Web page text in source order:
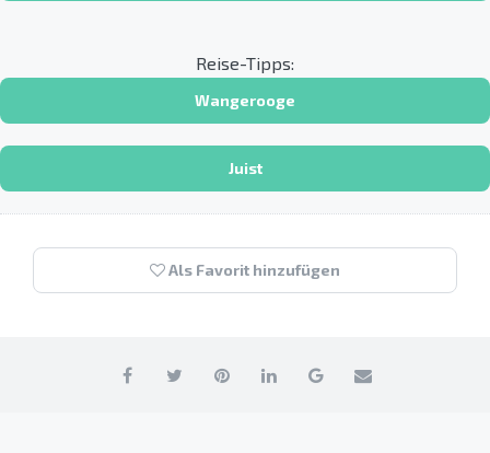
Reise-Tipps:
Wangerooge
Juist
Als Favorit hinzufügen